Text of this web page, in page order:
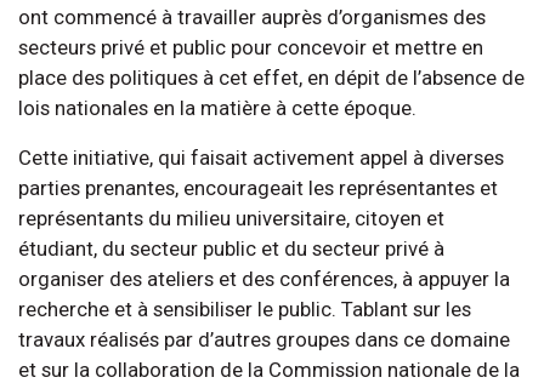
ont commencé à travailler auprès d’organismes des
secteurs privé et public pour concevoir et mettre en
place des politiques à cet effet, en dépit de l’absence de
lois nationales en la matière à cette époque.
Cette initiative, qui faisait activement appel à diverses
parties prenantes, encourageait les représentantes et
représentants du milieu universitaire, citoyen et
étudiant, du secteur public et du secteur privé à
organiser des ateliers et des conférences, à appuyer la
recherche et à sensibiliser le public. Tablant sur les
travaux réalisés par d’autres groupes dans ce domaine
et sur la collaboration de la Commission nationale de la